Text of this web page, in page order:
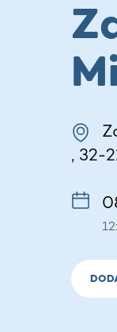
, 32-